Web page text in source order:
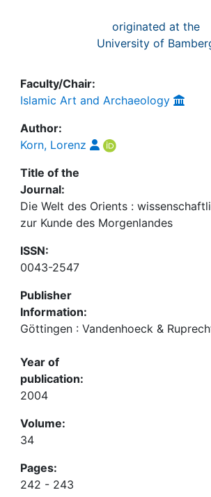
originated at the
University of
Faculty/Chair:
Islamic Art and Archaeology
Author:
Korn, Lorenz
Title of the
Journal:
Die Welt des Orients :
zur Kunde des Morgenlandes
ISSN:
0043-2547
Publisher
Information:
Göttingen : Vandenhoeck &
Year of
publication:
2004
Volume:
34
Pages:
242 - 243